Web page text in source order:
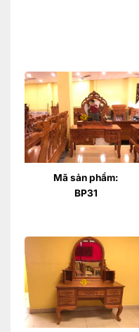
Mã sản phẩm:
BP31